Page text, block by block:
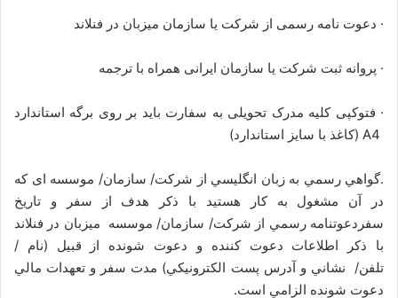
· دعوت نامه رسمی از شرکت يا سازمان میزبان در فنلاند
· پروانه ثبت شرکت یا سازمان ایرانی همراه با ترجمه
· فتوکپی کلیه مدرک تحویلی به سفارت باید بر روی برگه استاندارد
.گواهي رسمي به زبان انگليسي از شركت/ سازمان/ موسسه ای که
در آن مشغول به کار هستید با ذكر هدف از سفر و تاريخ
سفردعوتنامه رسمي از شركت/ سازمان/ موسسه ميزبان در فنلاند
با ذكر اطلاعات دعوت كننده و دعوت شونده از قبيل (نام /
تلفن/ نشاني و آدرس پست الكترونيكي) مدت سفر و تعهدات مالي
دعوت شونده الزامي است.